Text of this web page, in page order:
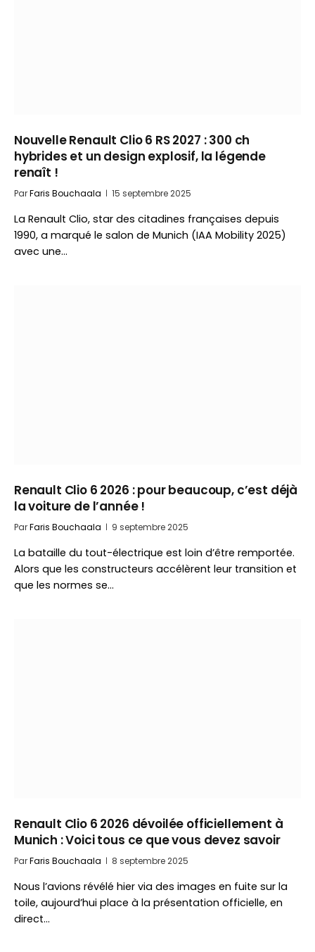
Nouvelle Renault Clio 6 RS 2027 : 300 ch
hybrides et un design explosif, la légende
renaît !
ParFaris Bouchaala 15 septembre 2025
La Renault Clio, star des citadines françaises depuis
1990, a marqué le salon de Munich (IAA Mobility 2025)
avec une…
Renault Clio 6 2026 : pour beaucoup, c’est déjà
la voiture de l’année !
ParFaris Bouchaala 9 septembre 2025
La bataille du tout-électrique est loin d’être remportée.
Alors que les constructeurs accélèrent leur transition et
que les normes se…
Renault Clio 6 2026 dévoilée officiellement à
Munich : Voici tous ce que vous devez savoir
ParFaris Bouchaala 8 septembre 2025
Nous l’avions révélé hier via des images en fuite sur la
toile, aujourd’hui place à la présentation officielle, en
direct…